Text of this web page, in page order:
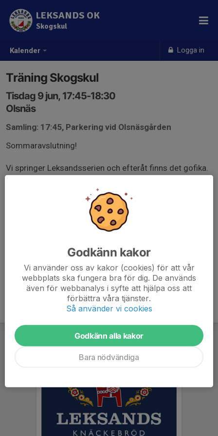
Kalender Logga in
LEKSANDS OK
Skogskul
Träning Skogskul
Tisdag 9 jun, 17:45-18:30
Olsnäs
Samling: 17:45, Parkering vid Olsnäsgården
Sommaravslutning!
Vi springer Leksandsserien och efteråt finns det gofika.
Anmälan via Eventor senast söndag kväll.
Meddela Lotta om ni vill ha hjälp med anmälan, tel
Godkänn kakor
Vi använder oss av kakor (cookies) för att vår
webbplats ska fungera bra för dig. De används
även för webbanalys i syfte att hjälpa oss att
förbättra våra tjänster.
Så använder vi cookies
Godkänn alla kakor
Bara nödvändiga